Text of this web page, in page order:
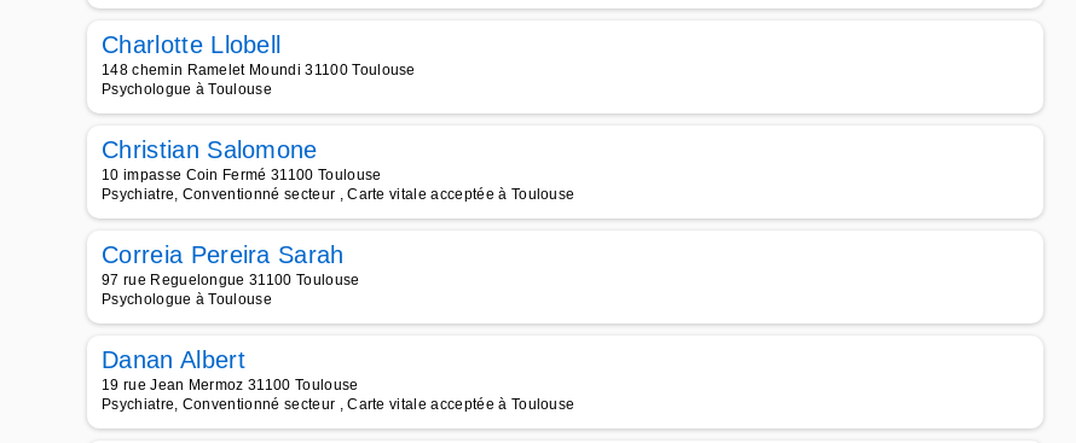
Charlotte Llobell
148 chemin Ramelet Moundi 31100 Toulouse
Psychologue à Toulouse
Christian Salomone
10 impasse Coin Fermé 31100 Toulouse
Psychiatre, Conventionné secteur , Carte vitale acceptée à Toulouse
Correia Pereira Sarah
97 rue Reguelongue 31100 Toulouse
Psychologue à Toulouse
Danan Albert
19 rue Jean Mermoz 31100 Toulouse
Psychiatre, Conventionné secteur , Carte vitale acceptée à Toulouse